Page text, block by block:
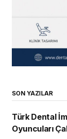
SON YAZILAR
Türk Dental
Oyuncuları